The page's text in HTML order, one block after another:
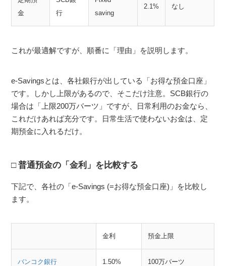
金
行
saving
2.1% なし
これが最適解ですが、順番に「理由」を説明します。
e-Savingsとは、各社銀行が出している「お得な預金口座」
です。しかし上限があるので、そこだけ注意。SCB銀行の
場合は「上限200万バーツ」ですが、日常利用のお金なら、
これだけあれば充分です。日常生活で使わないお金は、定
期預金に入れるだけ。
普通預金の「金利」を比較する
下記で、各社の「e-Savings (=お得な預金口座)」を比較し
ます。
金利 預金上限
バンコク銀行 1.50% 100万バーツ